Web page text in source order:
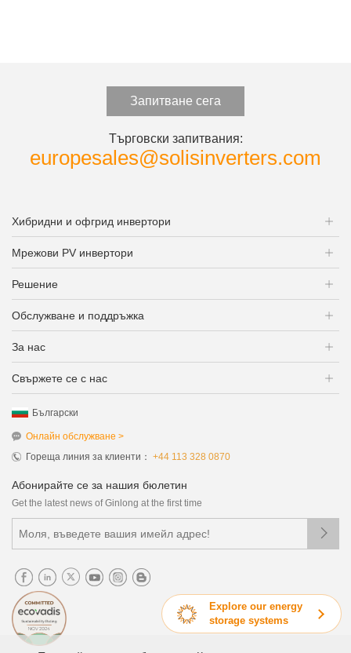
Explore our energy
storage systems
Запитване сега
Търговски запитвания:
europesales@solisinverters.com
Хибридни и офгрид инвертори
Мрежови PV инвертори
Решение
Обслужване и поддръжка
За нас
Свържете се с нас
Български
Онлайн обслужване >
Гореща линия за клиенти： +44 113 328 0870
Абонирайте се за нашия бюлетин
Get the latest news of Ginlong at the first time
